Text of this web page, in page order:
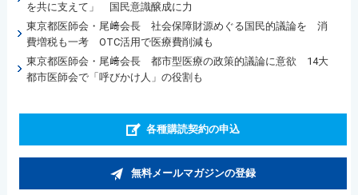
を共に支えて」 国民意識醸成に力
東京都医師会・尾﨑会長 社会保障財源めぐる国民的議論を 消
費増税も一考 OTC活用で医療費削減も
東京都医師会・尾﨑会長 都市型医療の政策的議論に意欲 14大
都市医師会で「呼びかけ人」の役割も
各種購読契約の申込
無料メールマガジンの登録